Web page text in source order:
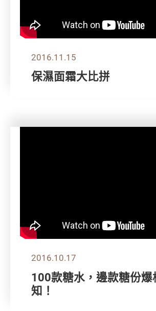
2016.11.15
保濕面霜大比拼
2016.10.17
100款糖水，邊款糖份爆
知！